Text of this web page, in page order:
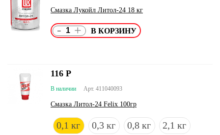
Смазка Лукойл Литол-24 18 кг
- +
Арт. 411040093
В наличии
Смазка Литол-24 Felix 100гр
0,1 кг 0,3 кг 0,8 кг 2,1 кг
116 Р